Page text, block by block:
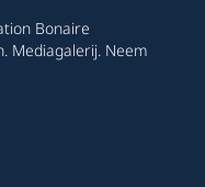
Bonaire
. Mediagalerij. Neem